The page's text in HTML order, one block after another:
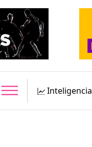
Inteligencia